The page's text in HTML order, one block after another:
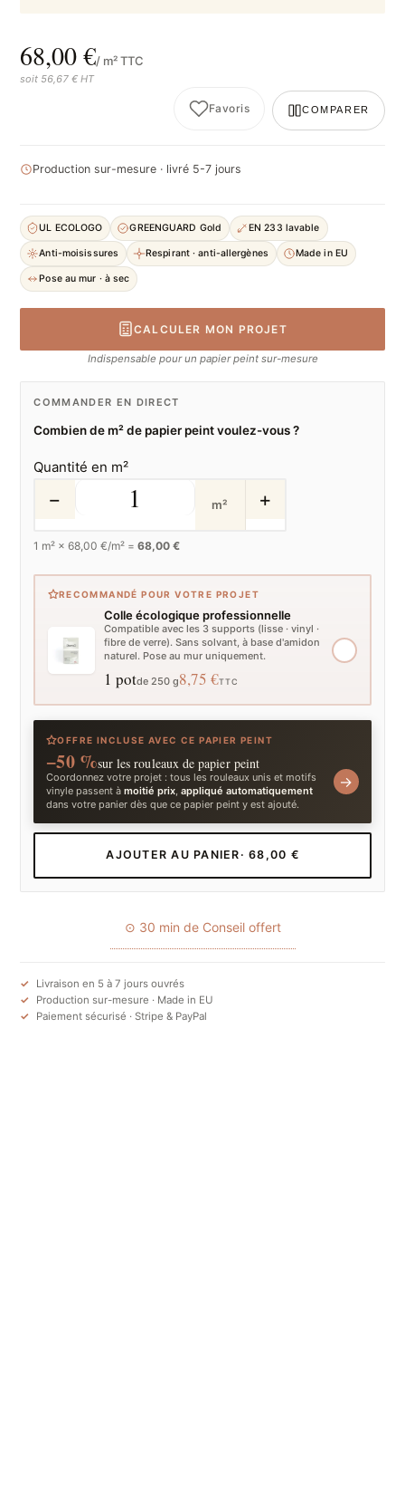
68,00 €/ m² TTC
soit 56,67 € HT
Favoris COMPARER
Production sur-mesure · livré 5-7 jours
UL ECOLOGO GREENGUARD Gold EN 233 lavable
Anti-moisissures Respirant · anti-allergènes Made in EU
Pose au mur · à sec
CALCULER MON PROJET
Indispensable pour un papier peint sur-mesure
COMMANDER EN DIRECT
Combien de m² de papier peint voulez-vous ?
Quantité en m²
− m² +
1 m² ×68,00 €/m² =68,00 €
RECOMMANDÉ POUR VOTRE PROJET
Colle écologique professionnelle
Compatible avec les 3 supports (lisse · vinyl ·
fibre de verre). Sans solvant, à base d'amidon
naturel. Pose au mur uniquement.
1 potde 250 g8,75 €TTC
OFFRE INCLUSE AVEC CE PAPIER PEINT
−50 %sur les rouleaux de papier peint
Coordonnez votre projet : tous les rouleaux unis et motifs
vinyle passent àmoitié prix,appliqué automatiquement
dans votre panier dès que ce papier peint y est ajouté.
→
AJOUTER AU PANIER · 68,00 €
⊙ 30 min de Conseil offert
Livraison en 5 à 7 jours ouvrés
Production sur-mesure · Made in EU
Paiement sécurisé · Stripe & PayPal